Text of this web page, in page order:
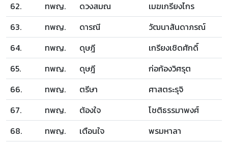
62. ทพญ. ดวงสมณ
เมฆเกรียงไกร
63.
ทพญ. ดารณี
วัฒนาสันดาภรณ์
64.
ทพญ. ดุษฎี
เกรียงเชิดศักดิ์
65.
ทพญ. ดุษฎี
ก่อก้องวิศรุต
66.
ทพญ. ตรีษา
ศาสตระรุจิ
67.
ทพญ. ต้องใจ
โชติธรรมาพงศ์
68.
ทพญ. เตือนใจ
พรมหาลา